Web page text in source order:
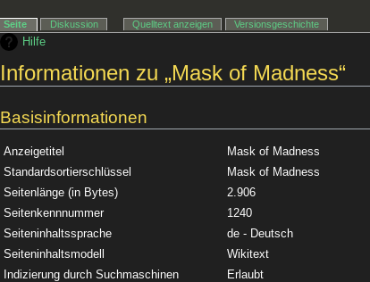
Hilfe
Informationen zu „Mask of Madness“
Basisinformationen
Anzeigetitel
Mask of Madness
Standardsortierschlüssel
Mask of Madness
Seitenlänge (in Bytes)
2.906
Seitenkennnummer
1240
Seiteninhaltssprache
de - Deutsch
Seiteninhaltsmodell
Wikitext
Indizierung durch Suchmaschinen
Erlaubt
Seite Diskussion Quelltext anzeigen Versionsgeschichte